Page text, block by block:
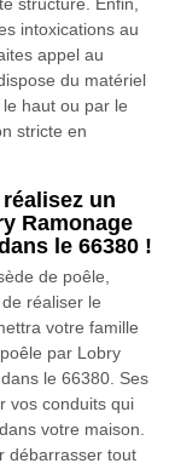
structure. Enfin,
intoxications au
appel au
du matériel
haut ou par le
stricte en
un
Ramonage
le 66380 !
de poêle,
réaliser le
votre famille
par Lobry
le 66380. Ses
vos conduits qui
votre maison.
débarrasser tout